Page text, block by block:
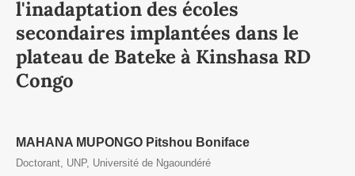
l'inadaptation des écoles
secondaires implantées dans le
plateau de Bateke à Kinshasa RD
Congo
MAHANA MUPONGO Pitshou Boniface
Doctorant, UNP, Université de Ngaoundéré